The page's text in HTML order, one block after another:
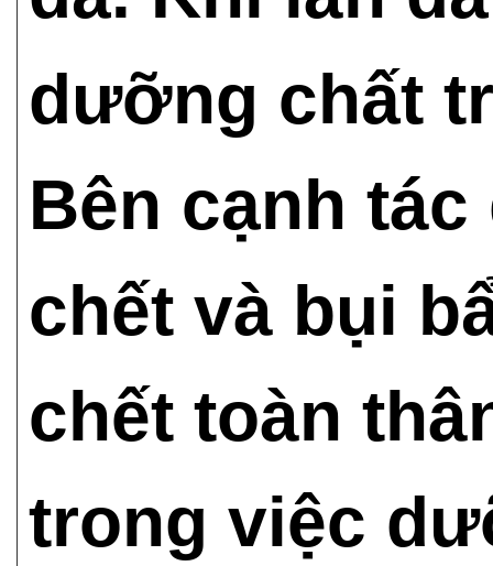
dưỡng chất
Bên cạnh
chết và bụi
chết toàn
trong việc